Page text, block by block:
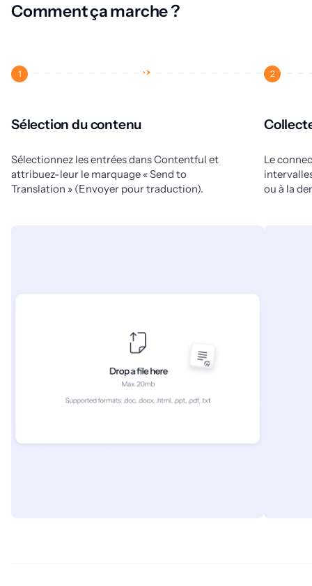
Comment ça marche ?
1
Sélection du contenu
Sélectionnez les entrées dans Contentful et
attribuez-leur le marquage « Send to
Translation » (Envoyer pour traduction).
2
Le
ou à la